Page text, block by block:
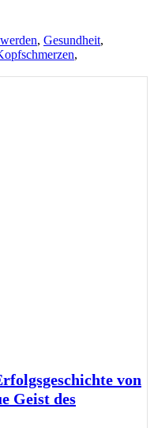
, Gesundheit,
,
von
Geist des